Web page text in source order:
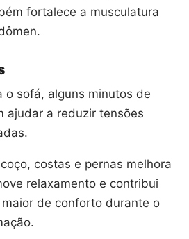
fortalece a musculatura
o sofá, alguns minutos de
ajudar a reduzir tensões
costas e pernas melhora
relaxamento e contribui
de conforto durante o